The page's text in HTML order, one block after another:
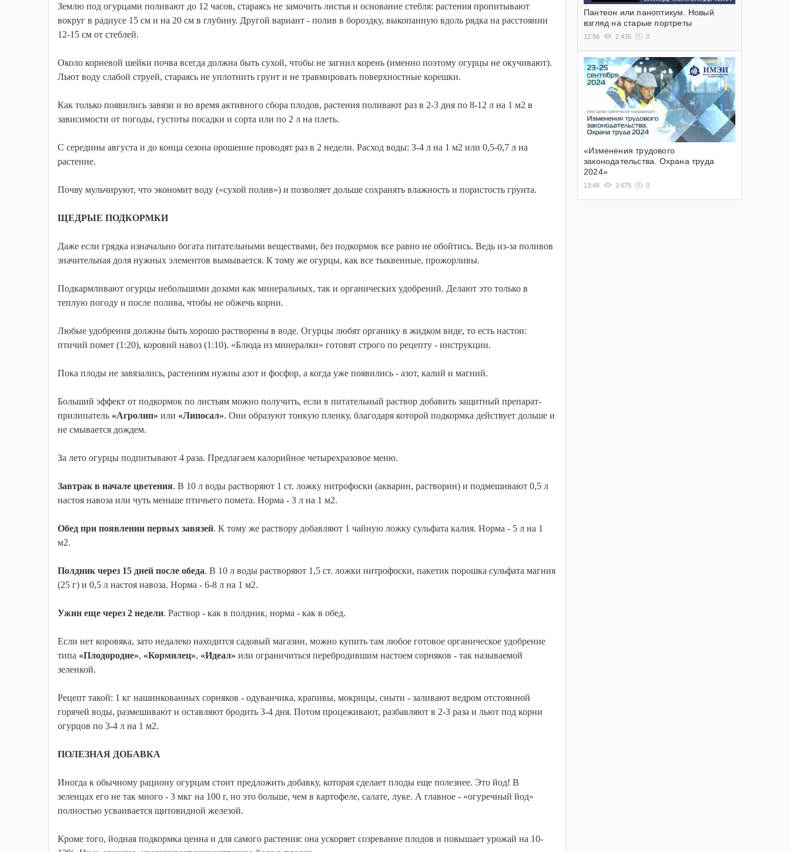
Землю под огурцами поливают до 12 часов, стараясь не замочить листья и основание стебля: растения пропитывают
вокруг в радиусе 15 см и на 20 см в глубину. Другой вариант - полив в бороздку, выкопанную вдоль рядка на расстоянии
12-15 см от стеблей.
Около корневой шейки почва всегда должна быть сухой, чтобы не загнил корень (именно поэтому огурцы не окучивают).
Льют воду слабой струей, стараясь не уплотнить грунт и не травмировать поверхностные корешки.
Как только появились завязи и во время активного сбора плодов, растения поливают раз в 2-3 дня по 8-12 л на 1 м2 в
зависимости от погоды, густоты посадки и сорта или по 2 л на плеть.
С середины августа и до конца сезона орошение проводят раз в 2 недели. Расход воды: 3-4 л на 1 м2 или 0,5-0,7 л на
растение.
Почву мульчируют, что экономит воду («сухой полив») и позволяет дольше сохранять влажность и пористость грунта.
ЩЕДРЫЕ ПОДКОРМКИ
Даже если грядка изначально богата питательными веществами, без подкормок все равно не обойтись. Ведь из-за поливов
значительная доля нужных элементов вымывается. К тому же огурцы, как все тыквенные, прожорливы.
Подкармливают огурцы небольшими дозами как минеральных, так и органических удобрений. Делают это только в
теплую погоду и после полива, чтобы не обжечь корни.
Любые удобрения должны быть хорошо растворены в воде. Огурцы любят органику в жидком виде, то есть настои:
птичий помет (1:20), коровий навоз (1:10). «Блюда из минералки» готовят строго по рецепту - инструкции.
Пока плоды не завязались, растениям нужны азот и фосфор, а когда уже появились - азот, калий и магний.
Больший эффект от подкормок по листьям можно получить, если в питательный раствор добавить защитный препарат-
прилипатель «Агролип» или «Липосал». Они образуют тонкую пленку, благодаря которой подкормка действует дольше и
не смывается дождем.
За лето огурцы подпитывают 4 раза. Предлагаем калорийное четырехразовое меню.
Завтрак в начале цветения. В 10 л воды растворяют 1 ст. ложку нитрофоски (акварин, растворин) и подмешивают 0,5 л
настоя навоза или чуть меньше птичьего помета. Норма - 3 л на 1 м2.
Обед при появлении первых завязей. К тому же раствору добавляют 1 чайную ложку сульфата калия. Норма - 5 л на 1
м2.
Полдник через 15 дней после обеда. В 10 л воды растворяют 1,5 ст. ложки нитрофоски, пакетик порошка сульфата магния
(25 г) и 0,5 л настоя навоза. Норма - 6-8 л на 1 м2.
Ужин еще через 2 недели. Раствор - как в полдник, норма - как в обед.
Если нет коровяка, зато недалеко находится садовый магазин, можно купить там любое готовое органическое удобрение
типа «Плодородие», «Кормилец», «Идеал» или ограничиться перебродившим настоем сорняков - так называемой
зеленкой.
Рецепт такой: 1 кг нашинкованных сорняков - одуванчика, крапивы, мокрицы, сныти - заливают ведром отстоянной
горячей воды, размешивают и оставляют бродить 3-4 дня. Потом процеживают, разбавляют в 2-3 раза и льют под корни
огурцов по 3-4 л на 1 м2.
ПОЛЕЗНАЯ ДОБАВКА
Иногда к обычному рациону огурцам стоит предложить добавку, которая сделает плоды еще полезнее. Это йод! В
зеленцах его не так много - 3 мкг на 100 г, но это больше, чем в картофеле, салате, луке. А главное - «огуречный йод»
полностью усваивается щитовидной железой.
Кроме того, йодная подкормка ценна и для самого растения: она ускоряет созревание плодов и повышает урожай на 10-
Пантеон или паноптикум. Новый
взгляд на старые портреты
12:56 2 435 0
«Изменения трудового
законодательства. Охрана труда
2024»
13:48 3 675 0